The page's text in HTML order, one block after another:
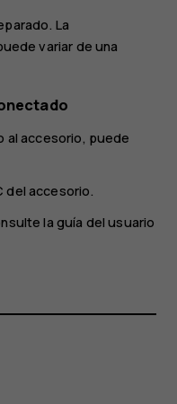
La
variar de una
al accesorio, puede
del accesorio.
la guía del usuario